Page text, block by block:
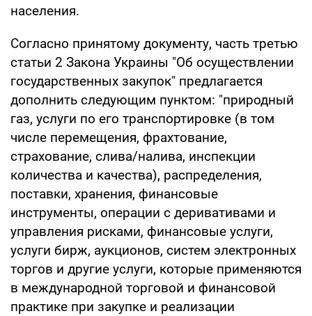
населения.
Согласно принятому документу, часть третью
статьи 2 Закона Украины "Об осуществлении
государственных закупок" предлагается
дополнить следующим пунктом: "природный
газ, услуги по его транспортировке (в том
числе перемещения, фрахтование,
страхование, слива/налива, инспекции
количества и качества), распределения,
поставки, хранения, финансовые
инструменты, операции с деривативами и
управления рисками, финансовые услуги,
услуги бирж, аукционов, систем электронных
торгов и другие услуги, которые применяются
в международной торговой и финансовой
практике при закупке и реализации